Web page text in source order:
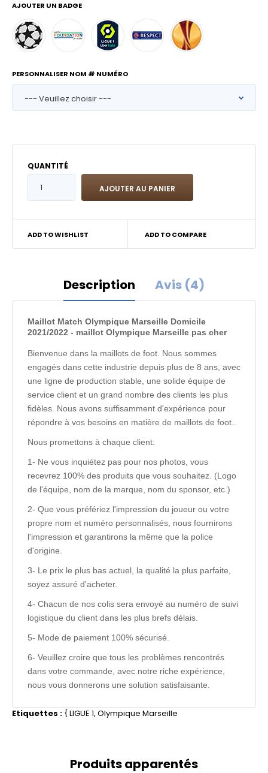
AJOUTER UN BADGE
PERSONNALISER NOM # NUMÉRO
QUANTITÉ
ADD TO WISHLIST ADD TO COMPARE
Description Avis (4)
Maillot Match Olympique Marseille Domicile
2021/2022 - maillot Olympique Marseille pas cher
Bienvenue dans la maillots de foot. Nous sommes
engagés dans cette industrie depuis plus de 8 ans, avec
une ligne de production stable, une solide équipe de
service client et un grand nombre des clients les plus
fidèles. Nous avons suffisamment d'expérience pour
répondre à vos besoins en matière de maillots de foot..
Nous promettons à chaque client:
1- Ne vous inquiétez pas pour nos photos, vous
recevrez 100% des produits que vous souhaitez. (Logo
de l'équipe, nom de la marque, nom du sponsor, etc.)
2- Que vous préfériez l'impression du joueur ou votre
propre nom et numéro personnalisés, nous fournirons
l'impression et garantirons la même que la police
d'origine.
3- Le prix le plus bas actuel, la qualité la plus parfaite,
soyez assuré d'acheter.
4- Chacun de nos colis sera envoyé au numéro de suivi
logistique du client dans les plus brefs délais.
5- Mode de paiement 100% sécurisé.
6- Veuillez croire que tous les problèmes rencontrés
dans votre commande, avec notre riche expérience,
nous vous donnerons une solution satisfaisante.
Etiquettes : {LIGUE 1, Olympique Marseille
Produits apparentés